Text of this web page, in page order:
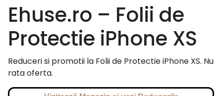
Ehuse.ro – Folii de
Protectie iPhone XS
Reduceri si promotii la Folii de Protectie iPhone XS. Nu
rata oferta.